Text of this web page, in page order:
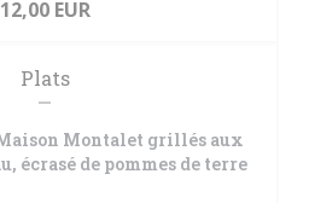
12,00 EUR
Plats
Montalet grillés aux
écrasé de pommes de terre